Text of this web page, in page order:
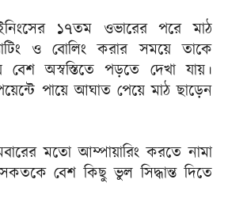
১৭তম ওভারের পরে মাঠ
ও বোলিং করার সময়ে তাকে
অস্বস্তিতে পড়তে দেখা যায়।
পায়ে আঘাত পেয়ে মাঠ ছাড়েন
মতো আম্পায়ারিং করতে নামা
বেশ কিছু ভুল সিদ্ধান্ত দিতে